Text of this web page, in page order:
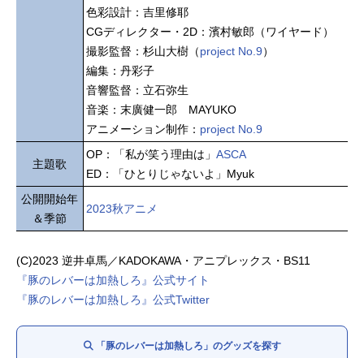
色彩設計：吉里修耶
CGディレクター・2D：濱村敏郎（ワイヤード）
撮影監督：杉山大樹（project No.9）
編集：丹彩子
音響監督：立石弥生
音楽：末廣健一郎 MAYUKO
アニメーション制作： project No.9
主題歌
OP：「私が笑う理由は」 ASCA
ED：「ひとりじゃないよ」Myuk
公開開始年
＆季節
2023秋アニメ
(C)2023 逆井卓馬／KADOKAWA・アニプレックス・BS11
『豚のレバーは加熱しろ』公式サイト
『豚のレバーは加熱しろ』公式Twitter
「豚のレバーは加熱しろ」のグッズを探す